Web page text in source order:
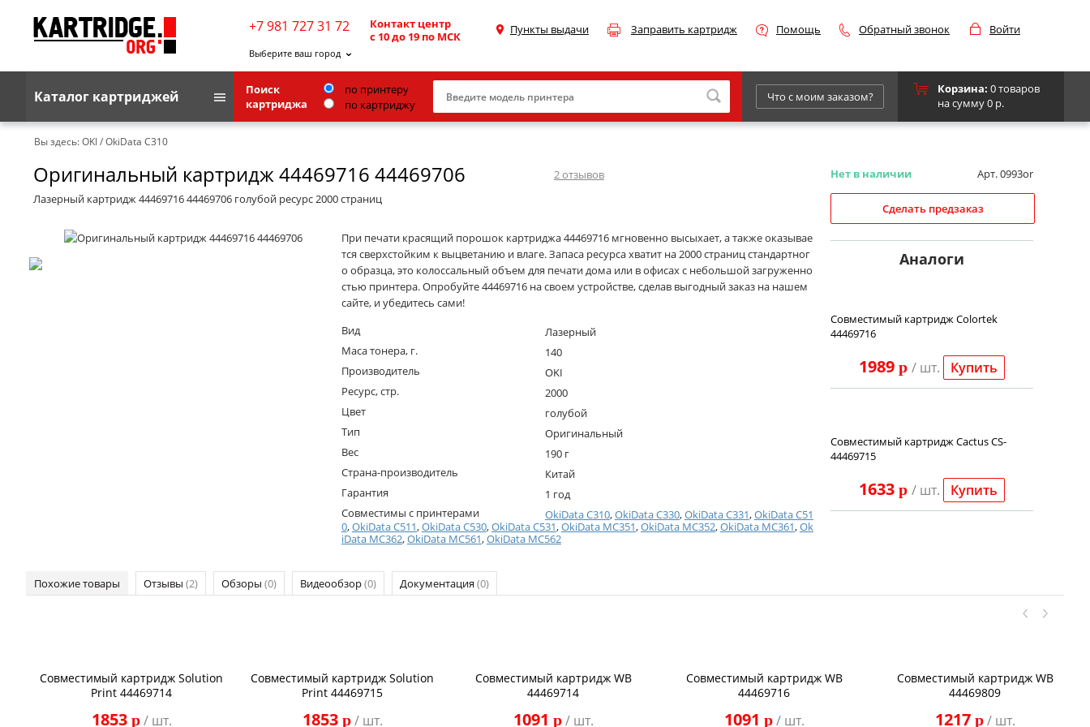
+7 981 727 31 72
Контакт центр
с 10 до 19 по МСК
Выберите ваш город
Пункты выдачи Заправить картридж Помощь Обратный звонок Войти
Каталог картриджей
Brother
G&G
HP
Kodak
Lexmark
Samsung
Sharp
Xerox
Для франкировальной машины
Тонер и девелопер
Поиск
картриджа
по принтеру
по картриджу
Что с моим заказом?
Корзина: 0 товаров
на сумму 0 р.
Вы здесь:OKI/OkiData C310
Оригинальный картридж 44469716 44469706 2отзывов
Лазерный картридж 44469716 44469706 голубой ресурс 2000 страниц
При печати красящий порошок картриджа 44469716 мгновенно высыхает, а также оказывае
тся сверхстойким к выцветанию и влаге. Запаса ресурса хватит на 2000 страниц стандартног
о образца, это колоссальный объем для печати дома или в офисах с небольшой загруженно
стью принтера. Опробуйте 44469716 на своем устройстве, сделав выгодный заказ на нашем
сайте, и убедитесь сами!
Вид
Лазерный
Маса тонера, г.
140
Производитель
OKI
Ресурс, стр.
2000
Цвет
голубой
Тип
Оригинальный
Вес
190 г
Страна-производитель
Китай
Гарантия
1 год
Совместимы с принтерами
OkiData C310,OkiData C330,OkiData C331,OkiData C51
0,OkiData C511,OkiData C530,OkiData C531,OkiData MC351,OkiData MC352,OkiData MC361,Ok
iData MC362,OkiData MC561,OkiData MC562
Нет в наличии Арт. 0993or
Сделать предзаказ
Аналоги
Совместимый картридж Colortek
44469716
1989p / шт. Купить
Совместимый картридж Cactus CS-
44469715
1633p / шт. Купить
Похожие товары Отзывы (2) Обзоры (0) Видеообзор(0) Документация (0)
Совместимый картридж Solution
Print 44469714
1853 p/ шт.
Совместимый картридж Solution
Print 44469715
1853 p/ шт.
Совместимый картридж WB
44469714
1091 p/ шт.
Совместимый картридж WB
44469716
1091 p/ шт.
Совместимый картридж WB
44469809
1217 p/ шт.